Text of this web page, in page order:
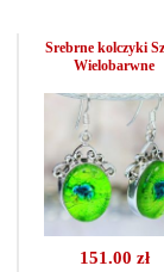
151.00 zł
Srebrne kolczyki
Wielobarwne